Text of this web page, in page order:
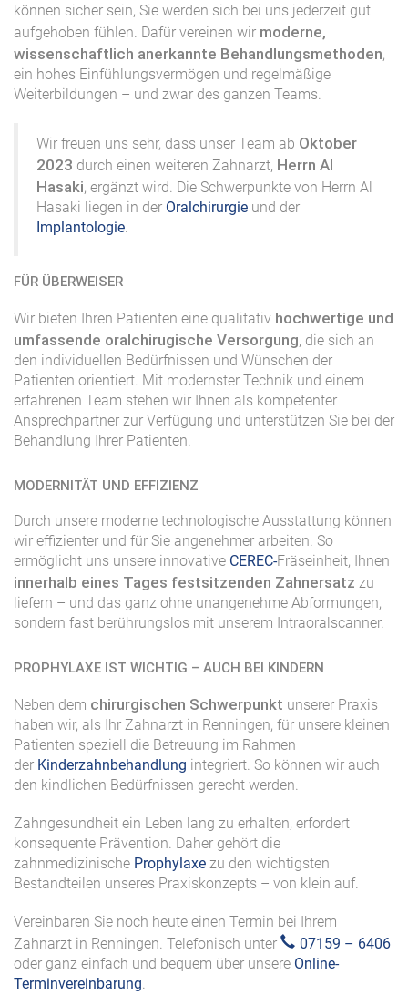
können sicher sein, Sie werden sich bei uns jederzeit gut
aufgehoben fühlen. Dafür vereinen wir moderne,
wissenschaftlich anerkannte Behandlungsmethoden,
ein hohes Einfühlungsvermögen und regelmäßige
Weiterbildungen – und zwar des ganzen Teams.
Wir freuen uns sehr, dass unser Team ab Oktober
2023 durch einen weiteren Zahnarzt, Herrn Al
Hasaki, ergänzt wird. Die Schwerpunkte von Herrn Al
Hasaki liegen in der Oralchirurgie und der
Implantologie.
FÜR ÜBERWEISER
Wir bieten Ihren Patienten eine qualitativ hochwertige und
umfassende oralchirugische Versorgung, die sich an
den individuellen Bedürfnissen und Wünschen der
Patienten orientiert. Mit modernster Technik und einem
erfahrenen Team stehen wir Ihnen als kompetenter
Ansprechpartner zur Verfügung und unterstützen Sie bei der
Behandlung Ihrer Patienten.
MODERNITÄT UND EFFIZIENZ
Durch unsere moderne technologische Ausstattung können
wir effizienter und für Sie angenehmer arbeiten. So
ermöglicht uns unsere innovative CEREC-Fräseinheit, Ihnen
innerhalb eines Tages festsitzenden Zahnersatz zu
liefern – und das ganz ohne unangenehme Abformungen,
sondern fast berührungslos mit unserem Intraoralscanner.
PROPHYLAXE IST WICHTIG – AUCH BEI KINDERN
Neben dem chirurgischen Schwerpunkt unserer Praxis
haben wir, als Ihr Zahnarzt in Renningen, für unsere kleinen
Patienten speziell die Betreuung im Rahmen
der Kinderzahnbehandlung integriert. So können wir auch
den kindlichen Bedürfnissen gerecht werden.
Zahngesundheit ein Leben lang zu erhalten, erfordert
konsequente Prävention. Daher gehört die
zahnmedizinische Prophylaxe zu den wichtigsten
Bestandteilen unseres Praxiskonzepts – von klein auf.
Vereinbaren Sie noch heute einen Termin bei Ihrem
Zahnarzt in Renningen. Telefonisch unter
07159 – 6406
oder ganz einfach und bequem über unsere Online-
Terminvereinbarung.